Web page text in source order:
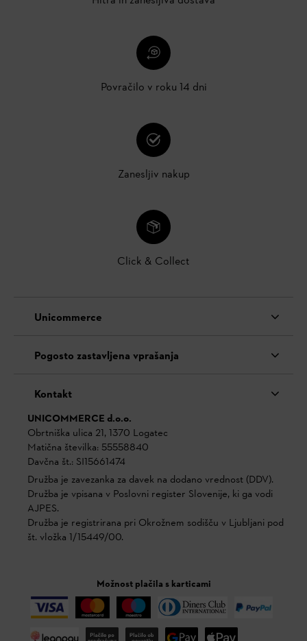
Povračilo v roku 14 dni
Zanesljiv nakup
Click & Collect
Unicommerce
Pogosto zastavljena vprašanja
Kontakt
UNICOMMERCE d.o.o.
Obrtniška ulica 21, 1370 Logatec
Matična številka: 55558840
Davčna št.: SI15661474
Družba je zavezanka za davek na dodano vrednost (DDV).
Družba je vpisana v Poslovni register Slovenije, ki ga vodi
AJPES.
Družba je registrirana pri Okrožnem sodišču v Ljubljani pod
št. vložka 1/15449/00.
Možnost plačila s karticami